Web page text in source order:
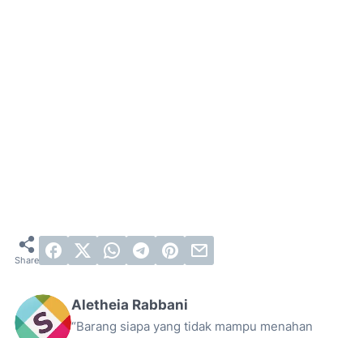
Aletheia Rabbani
“Barang siapa yang tidak mampu menahan